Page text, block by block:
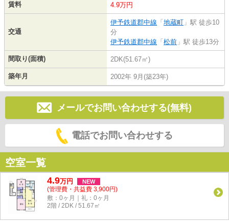
賃料 4.9万円
交通
伊予鉄道郡中線 「 地蔵町 」駅 徒歩10
分
伊予鉄道郡中線 「 松前 」駅 徒歩13分
間取り(面積) 2DK(51.67㎡)
築年月 2002年 9月(築23年)
メールでお問い合わせする(無料)
電話でお問い合わせする
空室一覧
4.9万円 NEW
(管理費・共益費 3,900円)
敷：0ヶ月｜礼：0ヶ月
2階 / 2DK / 51.67㎡